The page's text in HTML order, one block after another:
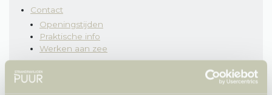
Contact
Openingstijden
Contact
Openingstijden
Praktische info
Werken aan zee
Voorwaarden